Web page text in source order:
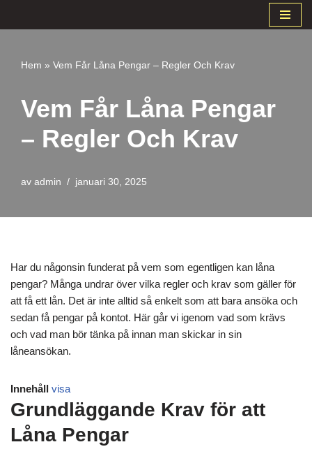
innehåll
Hem » Vem Får Låna Pengar – Regler Och Krav
Vem Får Låna Pengar
– Regler Och Krav
av admin januari 30, 2025
Har du någonsin funderat på vem som egentligen kan låna
pengar? Många undrar över vilka regler och krav som gäller för
att få ett lån. Det är inte alltid så enkelt som att bara ansöka och
sedan få pengar på kontot. Här går vi igenom vad som krävs
och vad man bör tänka på innan man skickar in sin
låneansökan.
Innehåll visa
Grundläggande Krav för att
Låna Pengar